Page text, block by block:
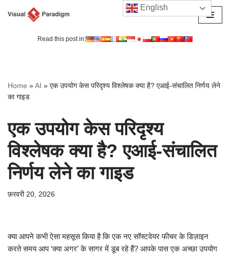
Read this post in:
Home »AI » एक उपयोग केस परिदृश्य विश्लेषक क्या है? एआई-संचालित निर्णय लेने
का गाइड
एक उपयोग केस परिदृश्य
विश्लेषक क्या है? एआई-संचालित
निर्णय लेने का गाइड
फ़रवरी 20, 2026
क्या आपने कभी ऐसा महसूस किया है कि एक नए सॉफ्टवेयर फीचर के डिज़ाइन
करते समय आप ‘क्या अगर’ के सागर में डूब रहे हैं? आपके पास एक अच्छा उपयोग
English